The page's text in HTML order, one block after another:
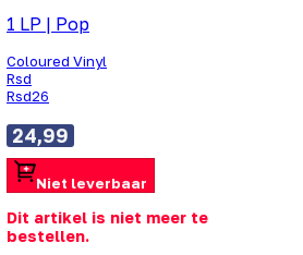
1 LP | Pop
Coloured Vinyl
Rsd
Rsd26
24,99
Niet leverbaar
Dit artikel is niet meer te
bestellen.